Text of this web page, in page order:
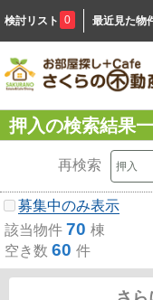
検討リスト 0 最近見た物
押入の検索結果
再検索
募集中のみ表示
該当物件 70 棟
空き数 60 件